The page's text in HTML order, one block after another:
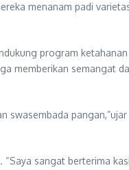
menanam padi
program
memberikan semangat
pangan,”ujar
sangat berterima